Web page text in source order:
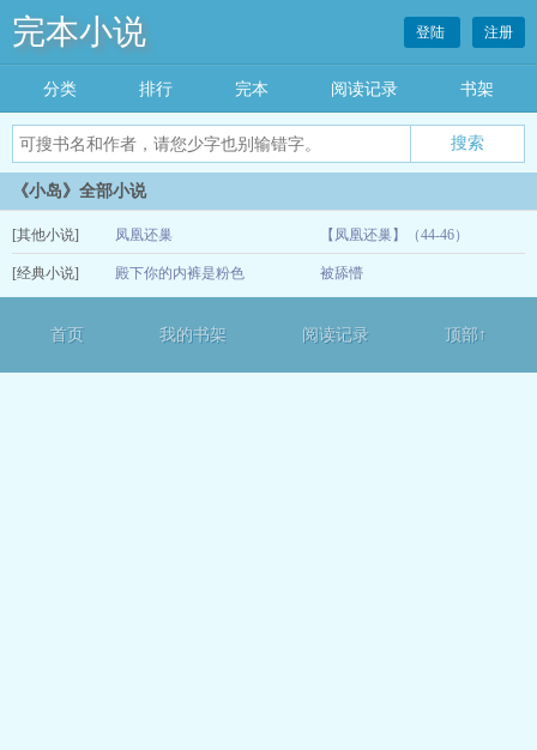
完本小说 登陆 注册
分类 排行 完本 阅读记录 书架
《小岛》全部小说
[其他小说] 凤凰还巢 【凤凰还巢】（44-46）
[经典小说] 殿下你的内裤是粉色 被舔懵
首页 我的书架 阅读记录 顶部↑